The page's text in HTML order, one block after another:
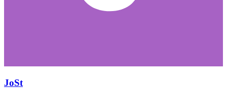
JoSt